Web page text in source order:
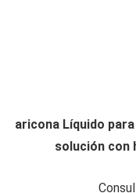
aricona Líquido
solución con